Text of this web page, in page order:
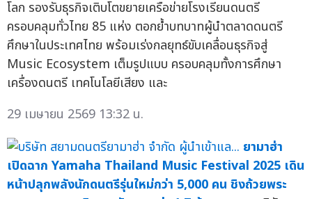
โลก รองรับธุรกิจเติบโตขยายเครือข่ายโรงเรียนดนตรี
ครอบคลุมทั่วไทย 85 แห่ง ตอกย้ำบทบาทผู้นำตลาดดนตรี
ศึกษาในประเทศไทย พร้อมเร่งกลยุทธ์ขับเคลื่อนธุรกิจสู่
Music Ecosystem เต็มรูปแบบ ครอบคลุมทั้งการศึกษา
เครื่องดนตรี เทคโนโลยีเสียง และ
29 เมษายน 2569 13:32 น.
ยามาฮ่า
เปิดฉาก Yamaha Thailand Music Festival 2025 เดิน
หน้าปลุกพลังนักดนตรีรุ่นใหม่กว่า 5,000 คน ชิงถ้วยพระ